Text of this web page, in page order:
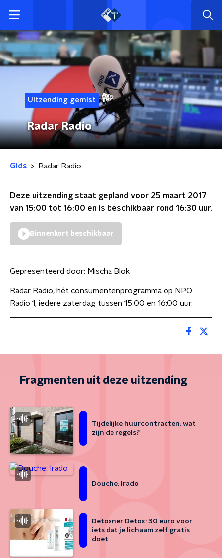
Uitzending gemist
Radar Radio
Gids Radar Radio
Deze uitzending staat gepland voor 25 maart 2017
van 15:00 tot 16:00 en is beschikbaar rond 16:30 uur.
Binnenkort beschikbaar
Gepresenteerd door: Mischa Blok
Radar Radio, hét consumentenprogramma op NPO
Radio 1, iedere zaterdag tussen 15:00 en 16:00 uur.
Fragmenten uit deze uitzending
Tijdelijke huurcontracten: wat
zijn de regels?
Douche: Irado
Detoxner Detox: 30 euro voor
iets dat je lichaam zelf gratis
doet